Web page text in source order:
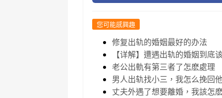
您可能感興趣
修复出轨的婚姻最好的办法
【详解】遭遇出轨的婚姻到底
老公出軌有第三者了怎麽處理
男人出轨找小三，我怎么挽回
丈夫外遇了想要離婚，我該怎